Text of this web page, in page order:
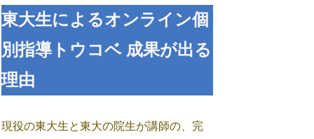
東大生によるオンライン個
別指導トウコベ 成果が出る
理由
現役の東大生と東大の院生が講師の、完